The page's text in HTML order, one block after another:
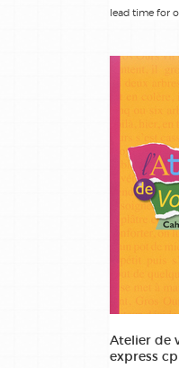
lead time for
Atelier de
express cp